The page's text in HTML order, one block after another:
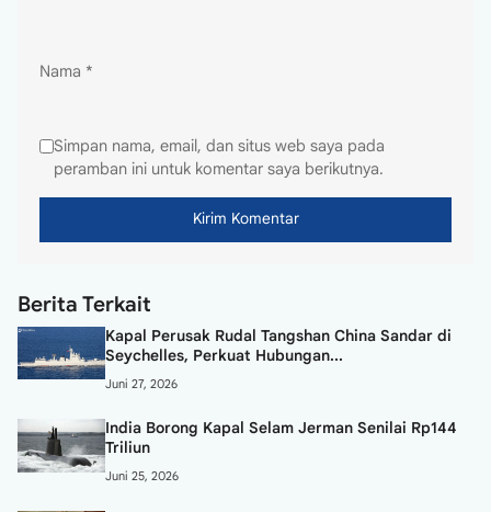
Nama *
Simpan nama, email, dan situs web saya pada
peramban ini untuk komentar saya berikutnya.
Berita Terkait
Kapal Perusak Rudal Tangshan China Sandar di
Seychelles, Perkuat Hubungan...
Juni 27, 2026
India Borong Kapal Selam Jerman Senilai Rp144
Triliun
Juni 25, 2026